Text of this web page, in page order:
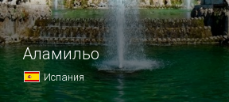
Аламильо
Испания